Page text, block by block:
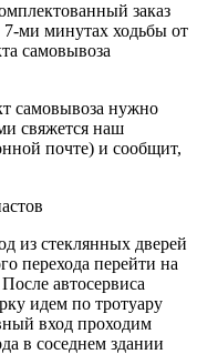
заказ
ми минутах ходьбы от
самовывоза
самовывоза нужно
свяжется наш
почте) и сообщит,
из стеклянных дверей
перехода перейти на
автосервиса
идем по тротуару
вход проходим
в соседнем здании